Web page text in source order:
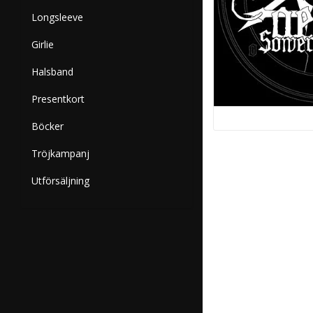
Longsleeve
Girlie
Halsband
Presentkort
Böcker
Tröjkampanj
Utförsäljning